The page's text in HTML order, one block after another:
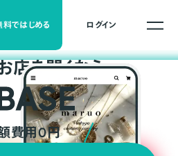
料ではじめる ログイン
店を開くなら
費用0円